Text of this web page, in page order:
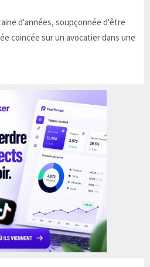
d'années, soupçonnée d'être
coincée sur un avocatier dans une